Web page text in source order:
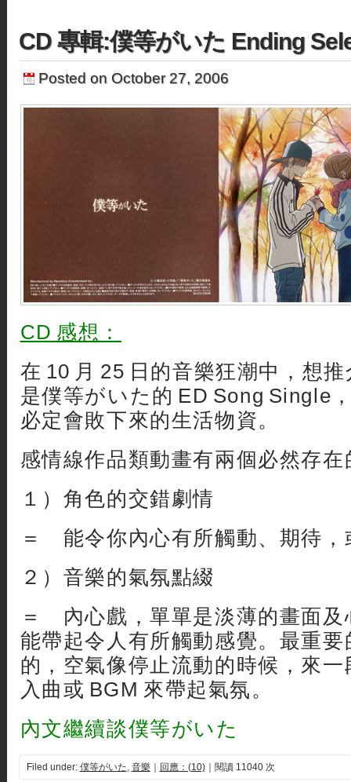
CD 專輯:僕等がいた Ending
Posted on October 27, 2006
CD 感想：
在 10 月 25 日的音樂狂潮中，想
是僕等がいた的 ED Song Single
必定會敗下來的生活物資。
感情線作品類動畫有兩個必然存在
１）角色的交錯劇情
＝ 能令你內心有所觸動、期待，
２）音樂的氣氛點綴
＝ 內心戲，單單是淡薄的畫面及
能帶起令人有所觸動感覺。最重
的，空氣像停止流動的時候，來
入曲或 BGM 來帶起氣氛。
內文繼續談僕等がいた
Filed under: 僕等がいた, 音樂 回應：(10)｜閱讀 11040 次